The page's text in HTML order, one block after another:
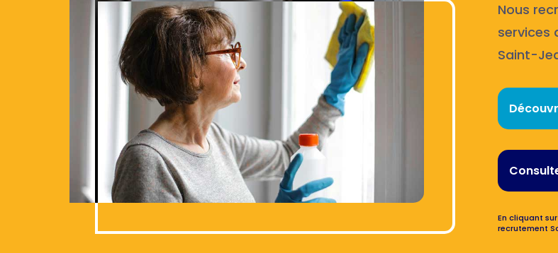
Nous
services
Saint-
En cliquant
recrutement